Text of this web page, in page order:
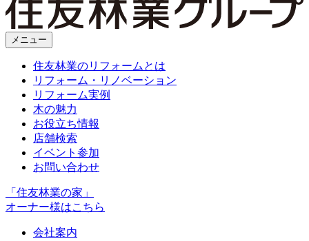
メニュー
住友林業のリフォームとは
リフォーム・リノベーション
リフォーム実例
木の魅力
お役立ち情報
店舗検索
イベント参加
お問い合わせ
「住友林業の家」
オーナー様はこちら
会社案内